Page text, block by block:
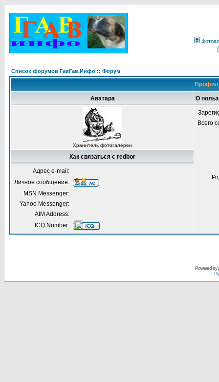
Список форумов ГавГав.Инфо :: Форум
Аватара О
Хранитель фотогалереи
Всего
Как связаться с redbor
Адрес e-mail:
Личное сообщение:
MSN Messenger:
Yahoo Messenger:
AIM Address:
ICQ Number:
Powered by